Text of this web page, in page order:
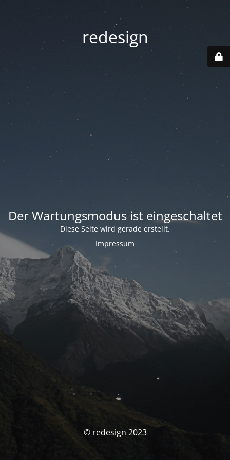
redesign
Der Wartungsmodus ist eingeschaltet
Diese Seite wird gerade erstellt.
Impressum
© redesign 2023